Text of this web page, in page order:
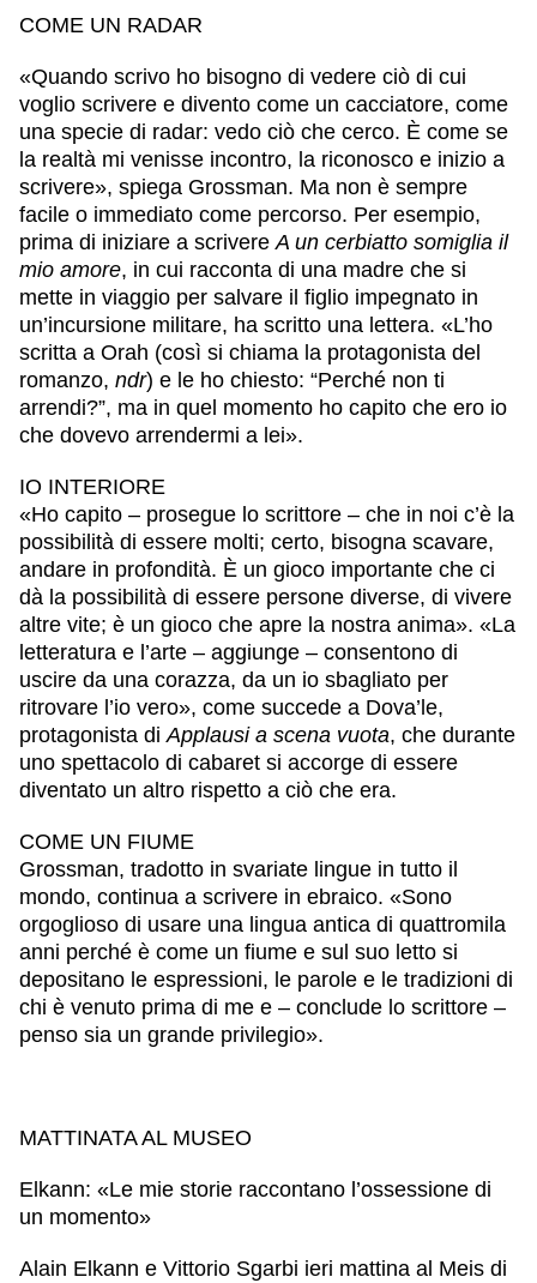
COME UN RADAR
«Quando scrivo ho bisogno di vedere ciò di cui
voglio scrivere e divento come un cacciatore, come
una specie di radar: vedo ciò che cerco. È come se
la realtà mi venisse incontro, la riconosco e inizio a
scrivere», spiega Grossman. Ma non è sempre
facile o immediato come percorso. Per esempio,
prima di iniziare a scrivere A un cerbiatto somiglia il
mio amore, in cui racconta di una madre che si
mette in viaggio per salvare il figlio impegnato in
un’incursione militare, ha scritto una lettera. «L’ho
scritta a Orah (così si chiama la protagonista del
romanzo, ndr) e le ho chiesto: “Perché non ti
arrendi?”, ma in quel momento ho capito che ero io
che dovevo arrendermi a lei».
IO INTERIORE
«Ho capito – prosegue lo scrittore – che in noi c’è la
possibilità di essere molti; certo, bisogna scavare,
andare in profondità. È un gioco importante che ci
dà la possibilità di essere persone diverse, di vivere
altre vite; è un gioco che apre la nostra anima». «La
letteratura e l’arte – aggiunge – consentono di
uscire da una corazza, da un io sbagliato per
ritrovare l’io vero», come succede a Dova’le,
protagonista di Applausi a scena vuota, che durante
uno spettacolo di cabaret si accorge di essere
diventato un altro rispetto a ciò che era.
COME UN FIUME
Grossman, tradotto in svariate lingue in tutto il
mondo, continua a scrivere in ebraico. «Sono
orgoglioso di usare una lingua antica di quattromila
anni perché è come un fiume e sul suo letto si
depositano le espressioni, le parole e le tradizioni di
chi è venuto prima di me e – conclude lo scrittore –
penso sia un grande privilegio».
MATTINATA AL MUSEO
Elkann: «Le mie storie raccontano l’ossessione di
un momento»
Alain Elkann e Vittorio Sgarbi ieri mattina al Meis di